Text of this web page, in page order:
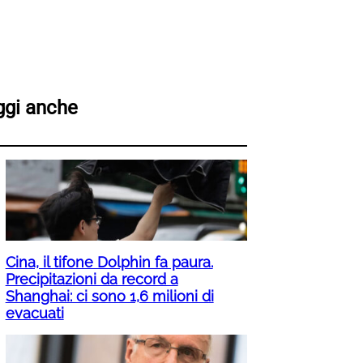
anche
Cina, il tifone Dolphin fa paura.
Precipitazioni da record a
Shanghai: ci sono 1,6 milioni di
evacuati